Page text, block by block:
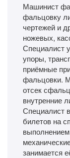
Машинист
фальцовку
чертежей и
ножевых,
Специалист
упоры,
приёмные
фальцовки.
отсек
внутренние
Специалист
билетов на
занимается